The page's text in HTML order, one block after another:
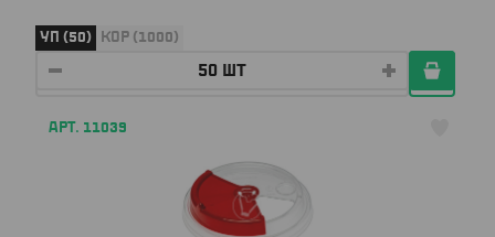
УП (50) КОР (1000)
АРТ. 11039